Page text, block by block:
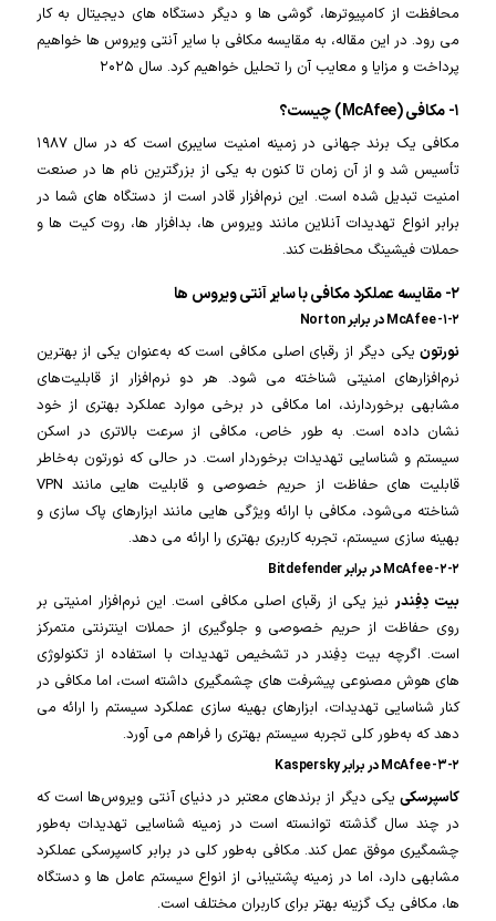
محافظت از کامپیوترها، گوشی ها و دیگر دستگاه های دیجیتال به کار
می رود. در این مقاله، به مقایسه مکافی با سایر آنتی ویروس ها خواهیم
پرداخت و مزایا و معایب آن را تحلیل خواهیم کرد. سال ۲۰۲۵
۱- مکافی (McAfee) چیست؟
مکافی یک برند جهانی در زمینه امنیت سایبری است که در سال ۱۹۸۷
تأسیس شد و از آن زمان تا کنون به یکی از بزرگترین نام ها در صنعت
امنیت تبدیل شده است. این نرم‌افزار قادر است از دستگاه های شما در
برابر انواع تهدیدات آنلاین مانند ویروس ها، بدافزار ها، روت کیت ها و
حملات فیشینگ محافظت کند.
۲- مقایسه عملکرد مکافی با سایر آنتی ویروس ها
۱-۲- McAfee در برابر Norton
نورتونیکی دیگر از رقبای اصلی مکافی است که به‌عنوان یکی از بهترین
نرم‌افزارهای امنیتی شناخته می شود. هر دو نرم‌افزار از قابلیت‌های
مشابهی برخوردارند، اما مکافی در برخی موارد عملکرد بهتری از خود
نشان داده است. به طور خاص، مکافی از سرعت بالاتری در اسکن
سیستم و شناسایی تهدیدات برخوردار است. در حالی که نورتون به‌خاطر
قابلیت های حفاظت از حریم خصوصی و قابلیت هایی مانند VPN
شناخته می‌شود، مکافی با ارائه ویژگی هایی مانند ابزارهای پاک سازی و
بهینه سازی سیستم، تجربه کاربری بهتری را ارائه می دهد.
۲-۲- McAfee در برابر Bitdefender
بیت‌ دِفِندرنیز یکی از رقبای اصلی مکافی است. این نرم‌افزار امنیتی بر
روی حفاظت از حریم خصوصی و جلوگیری از حملات اینترنتی متمرکز
است. اگرچه بیت‌ دِفِندر در تشخیص تهدیدات با استفاده از تکنولوژی
های هوش مصنوعی پیشرفت های چشمگیری داشته است، اما مکافی در
کنار شناسایی تهدیدات، ابزارهای بهینه سازی عملکرد سیستم را ارائه می
دهد که به‌طور کلی تجربه سیستم بهتری را فراهم می آورد.
۳-۲- McAfee در برابر Kaspersky
کاسپرسکییکی دیگر از برندهای معتبر در دنیای آنتی ویروس‌ها است که
در چند سال گذشته توانسته است در زمینه شناسایی تهدیدات به‌طور
چشمگیری موفق عمل کند. مکافی به‌طور کلی در برابر کاسپرسکی عملکرد
مشابهی دارد، اما در زمینه پشتیبانی از انواع سیستم عامل ها و دستگاه
ها، مکافی یک گزینه بهتر برای کاربران مختلف است.